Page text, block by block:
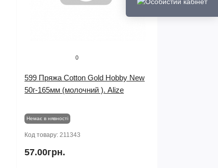
0
599 Пряжа Cotton Gold Hobby New
50г-165мм (молочний ). Alize
Немає в нявності
Код товару:211343
57.00грн.